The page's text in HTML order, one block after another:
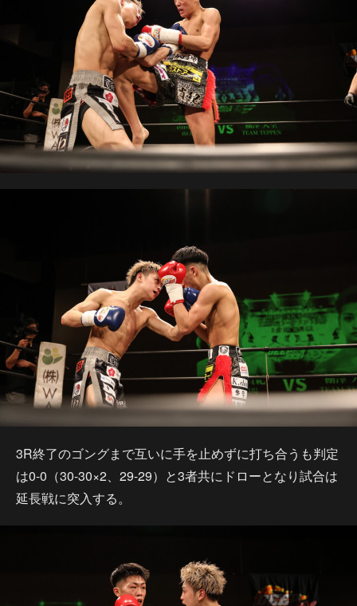
3R終了のゴングまで互いに手を止めずに打ち合うも判定
は0-0（30-30×2、29-29）と3者共にドローとなり試合は
延長戦に突入する。